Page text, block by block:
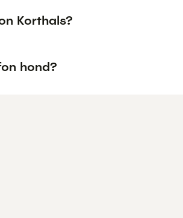
Korthals?
hond?